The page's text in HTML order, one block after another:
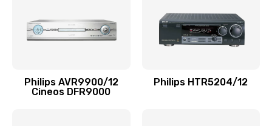
1100 руб.
Заказать
550 руб.
Philips AVR9900/12
Cineos DFR9000
Philips HTR5204/12